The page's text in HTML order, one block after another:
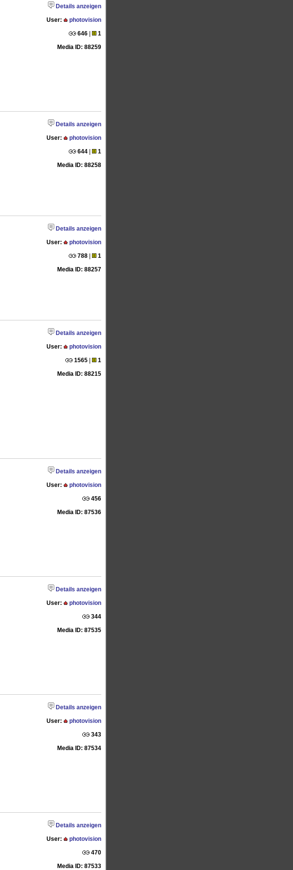
Details anzeigen
User:
photovision
646
1
Media ID: 88259
Details anzeigen
User:
photovision
644
1
Media ID: 88258
Details anzeigen
User:
photovision
788
1
Media ID: 88257
Details anzeigen
User:
photovision
1565
1
Media ID: 88215
Details anzeigen
User:
photovision
456
Media ID: 87536
Details anzeigen
User:
photovision
344
Media ID: 87535
Details anzeigen
User:
photovision
343
Media ID: 87534
Details anzeigen
User:
photovision
470
Media ID: 87533